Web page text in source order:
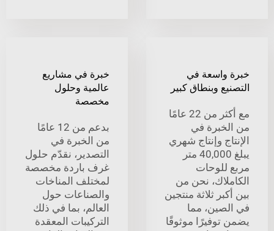
في
وبنطاق كبير
مع أكثر من 22 عامًا
في
وإنتاج شهري
يبلغ 40,000 متر
نحن من
ثلاثة منتجين
مما
موثوقًا
خبرة في مشاريع
عالمية وحلول
بدعم من 12 عامًا
من الخبرة في
التصدير، نقدّم حلول
غرف باردة مخصصة
لمختلف المناخات
والصناعات حول
العالم، بما في ذلك
التركيبات المعقدة